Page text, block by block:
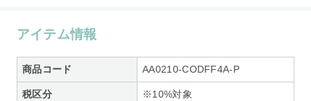
アイテム情報
商品コード AA0210-CODFF4A-P
税区分 ※10%対象